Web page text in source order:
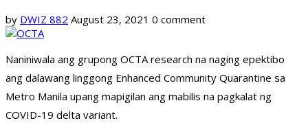
by DWIZ 882 August 23, 2021 0 comment
Naniniwala ang grupong OCTA research na naging epektibo
ang dalawang linggong Enhanced Community Quarantine sa
Metro Manila upang mapigilan ang mabilis na pagkalat ng
COVID-19 delta variant.